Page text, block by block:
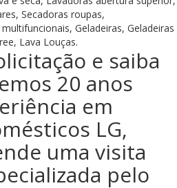
Secadoras roupas,
Geladeiras, Geladeiras
Lava Louças.
e saiba
20 anos
em
LG,
uma visita
pelo